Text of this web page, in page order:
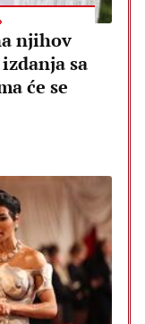
njihov
sa
će se